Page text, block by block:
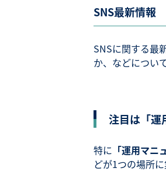
SNS最新情報
SNSに関する最
か、などについ
注目は「運
特に 「運用マニ
どが1つの場所